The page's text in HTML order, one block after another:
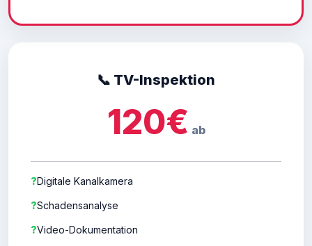
📞 TV-Inspektion
120€ ab
?Digitale Kanalkamera
?Schadensanalyse
?Video-Dokumentation